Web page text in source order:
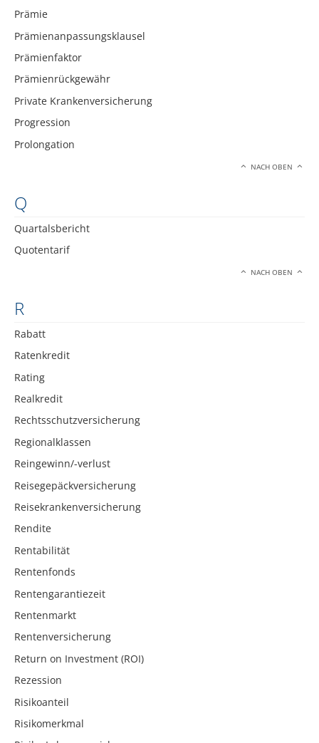
Prämie
Prämienanpassungsklausel
Prämienfaktor
Prämienrückgewähr
Private Krankenversicherung
Progression
Prolongation
NACH OBEN
Q
Quartalsbericht
Quotentarif
NACH OBEN
R
Rabatt
Ratenkredit
Rating
Realkredit
Rechtsschutzversicherung
Regionalklassen
Reingewinn/-verlust
Reisegepäckversicherung
Reisekrankenversicherung
Rendite
Rentabilität
Rentenfonds
Rentengarantiezeit
Rentenmarkt
Rentenversicherung
Return on Investment (ROI)
Rezession
Risikoanteil
Risikomerkmal